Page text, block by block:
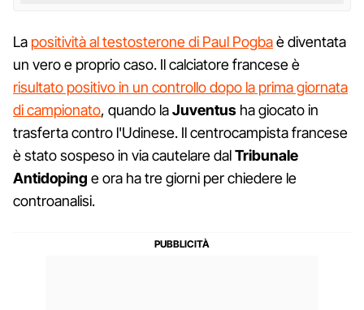
La positività al testosterone di Paul Pogbaè diventata
un vero e proprio caso. Il calciatore francese è
risultato positivo in un controllo dopo la prima giornata
di campionato, quando laJuventus ha giocato in
trasferta contro l'Udinese. Il centrocampista francese
è stato sospeso in via cautelare dalTribunale
Antidoping e ora ha tre giorni per chiedere le
controanalisi.